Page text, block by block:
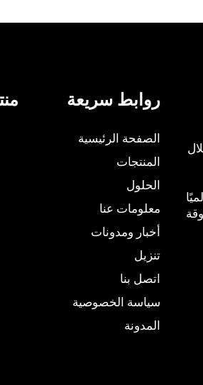
روابط سريعة
الصفحة الرئيسية
المنتجات
الحلول
معلومات عنا
أخبار ومدونات
تنزيل
اتصل بنا
سياسة الخصوصية
المدونة